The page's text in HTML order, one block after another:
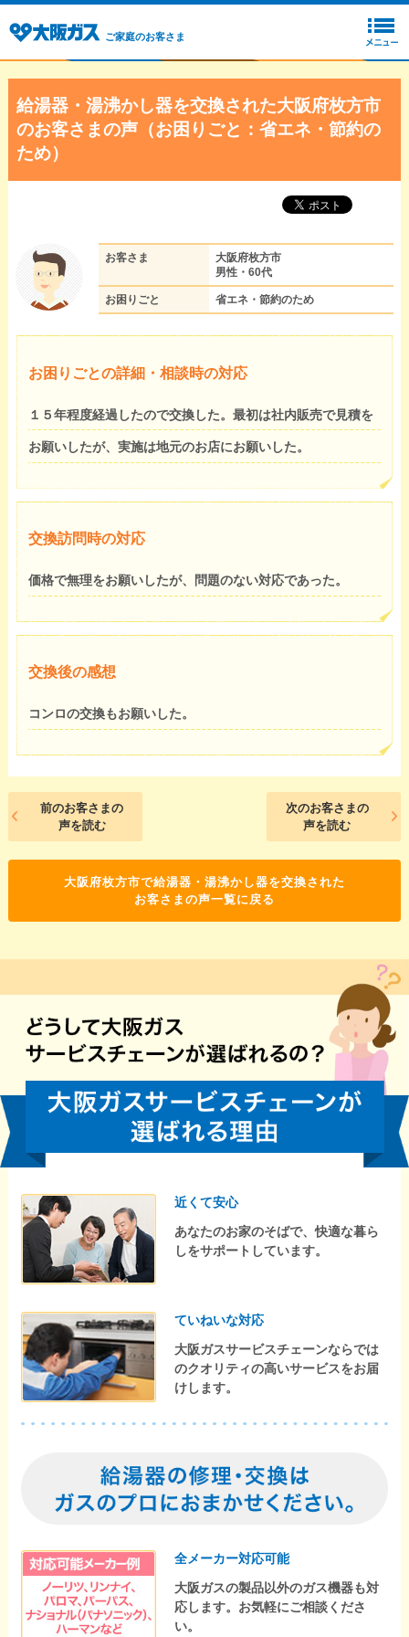
ご家庭のお客さま
給湯器・湯沸かし器を交換された大阪府枚方市
のお客さまの声（お困りごと：省エネ・節約の
ため）
お客さま
大阪府枚方市
男性・60代
お困りごと 省エネ・節約のため
お困りごとの詳細・相談時の対応
１５年程度経過したので交換した。最初は社内販売で見積を
お願いしたが、実施は地元のお店にお願いした。
交換訪問時の対応
価格で無理をお願いしたが、問題のない対応であった。
交換後の感想
コンロの交換もお願いした。
前のお客さまの
声を読む
次のお客さまの
声を読む
大阪府枚方市で給湯器・湯沸かし器を交換された
お客さまの声一覧に戻る
近くて安心
あなたのお家のそばで、快適な暮ら
しをサポートしています。
ていねいな対応
大阪ガスサービスチェーンならでは
のクオリティの高いサービスをお届
けします。
全メーカー対応可能
大阪ガスの製品以外のガス機器も対
応します。お気軽にご相談くださ
い。